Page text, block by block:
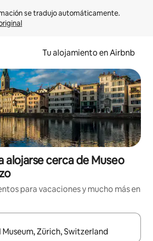
Tu alojamiento en Airbnb
alojarse cerca de Museo
para vacaciones y mucho más en
estén disponibles, navegá con las